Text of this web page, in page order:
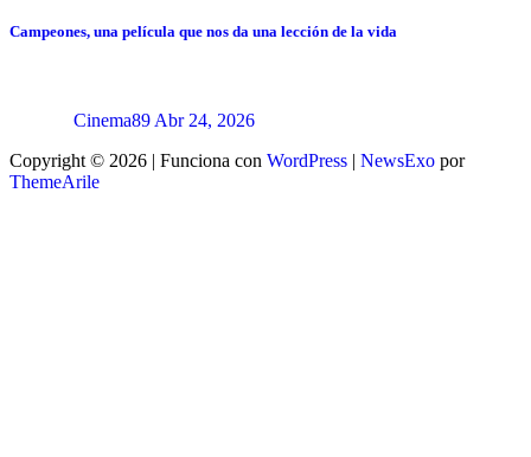
Campeones, una película que nos da una lección de la vida
Cinema89 Abr 24, 2026
Copyright © 2026 | Funciona con WordPress | NewsExo por
ThemeArile